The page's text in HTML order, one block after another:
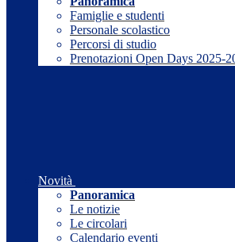
Famiglie e studenti
Personale scolastico
Percorsi di studio
Prenotazioni Open Days 2025-
Novità
Panoramica
Le notizie
Le circolari
Calendario eventi